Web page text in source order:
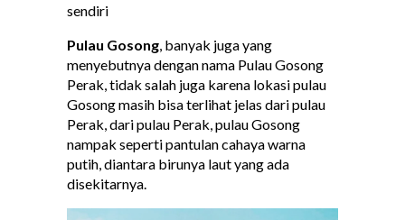
sendiri
Pulau Gosong, banyak juga yang
menyebutnya dengan nama Pulau Gosong
Perak, tidak salah juga karena lokasi pulau
Gosong masih bisa terlihat jelas dari pulau
Perak, dari pulau Perak, pulau Gosong
nampak seperti pantulan cahaya warna
putih, diantara birunya laut yang ada
disekitarnya.